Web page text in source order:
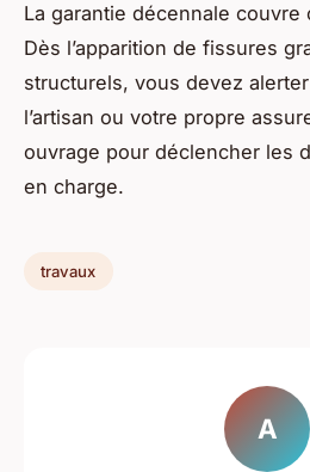
La garantie décennale couvre
Dès l’apparition de fissures
structurels, vous devez alerter
l’artisan ou votre propre
ouvrage pour déclencher les
en charge.
travaux
A